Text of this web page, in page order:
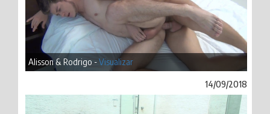
Alisson & Rodrigo -Visualizar
14/09/2018